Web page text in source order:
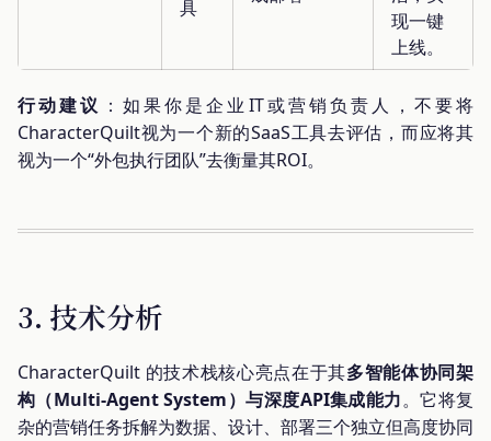
具
现一键
上线。
行动建议 ：如果你是企业IT或营销负责人，不要将
CharacterQuilt视为一个新的SaaS工具去评估，而应将其
视为一个“外包执行团队”去衡量其ROI。
3. 技术分析
CharacterQuilt 的技术栈核心亮点在于其多智能体协同架
构（Multi-Agent System）与深度API集成能力。它将复
杂的营销任务拆解为数据、设计、部署三个独立但高度协同